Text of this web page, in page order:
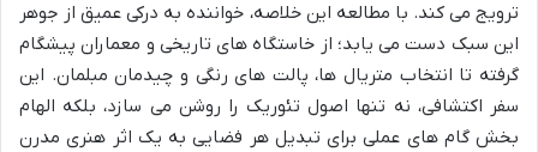
ترویج می کند. با مطالعه این خلاصه، خواننده به درکی عمیق از جوهر
این سبک دست می یابد؛ از خاستگاه های تاریخی و معماران پیشگام
گرفته تا انتخاب متریال ها، پالت های رنگی و چیدمان مبلمان. این
سفر اکتشافی، نه تنها اصول تئوریک را روشن می سازد، بلکه الهام
بخش گام های عملی برای تبدیل هر فضایی به یک اثر هنری مدرن